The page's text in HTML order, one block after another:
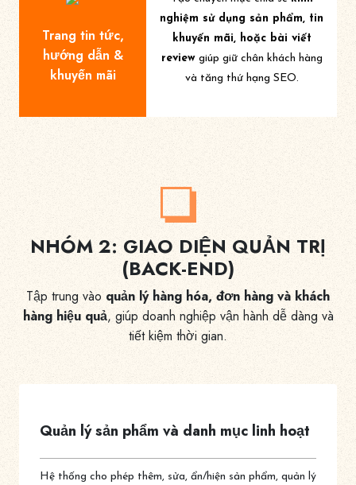
Trang tin tức,
hướng dẫn &
khuyến mãi
nghiệm sử dụng sản phẩm, tin
khuyến mãi, hoặc bài viết
reviewgiúp giữ chân khách hàng
và tăng thứ hạng SEO.
NHÓM 2: GIAO DIỆN QUẢN TRỊ
(BACK-END)
Tập trung vàoquản lý hàng hóa, đơn hàng và khách
hàng hiệu quả, giúp doanh nghiệp vận hành dễ dàng và
tiết kiệm thời gian.
Quản lý sản phẩm và danh mục linh hoạt
Hệ thống cho phép thêm, sửa, ẩn/hiện sản phẩm, quản lý